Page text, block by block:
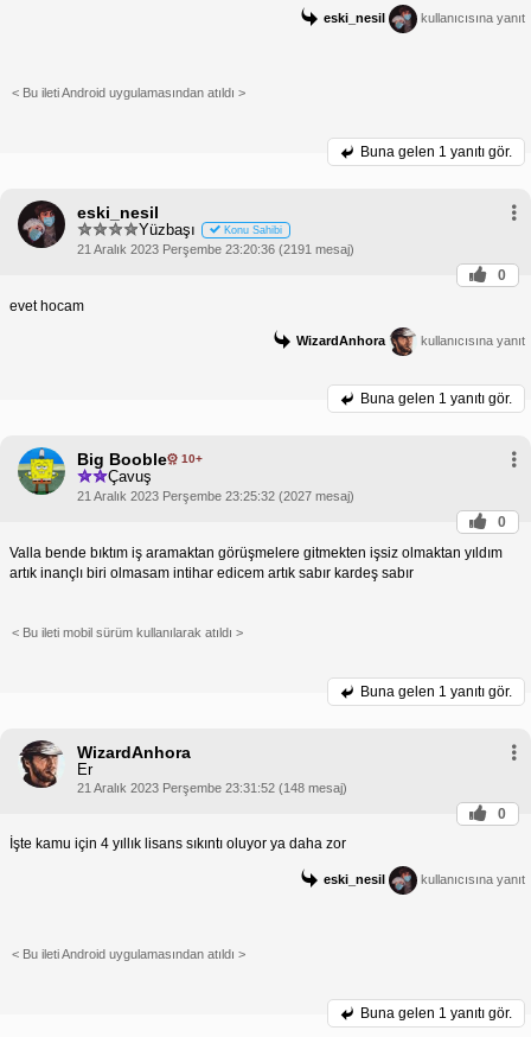
eski_nesil kullanıcısına yanıt
< Bu ileti Android uygulamasından atıldı >
Buna gelen 1 yanıtı gör.
eski_nesil
Yüzbaşı Konu Sahibi
21 Aralık 2023 Perşembe 23:20:36 (2191 mesaj)
0
evet hocam
WizardAnhora kullanıcısına yanıt
Buna gelen 1 yanıtı gör.
Big Booble 10+
Çavuş
21 Aralık 2023 Perşembe 23:25:32 (2027 mesaj)
0
Valla bende bıktım iş aramaktan görüşmelere gitmekten işsiz olmaktan yıldım
artık inançlı biri olmasam intihar edicem artık sabır kardeş sabır
< Bu ileti mobil sürüm kullanılarak atıldı >
Buna gelen 1 yanıtı gör.
WizardAnhora
Er
21 Aralık 2023 Perşembe 23:31:52 (148 mesaj)
0
İşte kamu için 4 yıllık lisans sıkıntı oluyor ya daha zor
eski_nesil kullanıcısına yanıt
< Bu ileti Android uygulamasından atıldı >
Buna gelen 1 yanıtı gör.